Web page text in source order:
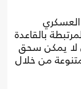
بالقاعدة
لا يمكن سحق
من خلال